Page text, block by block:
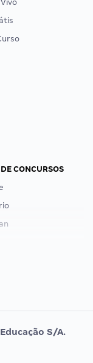
CONCURSOS
ORDEM
S/A.